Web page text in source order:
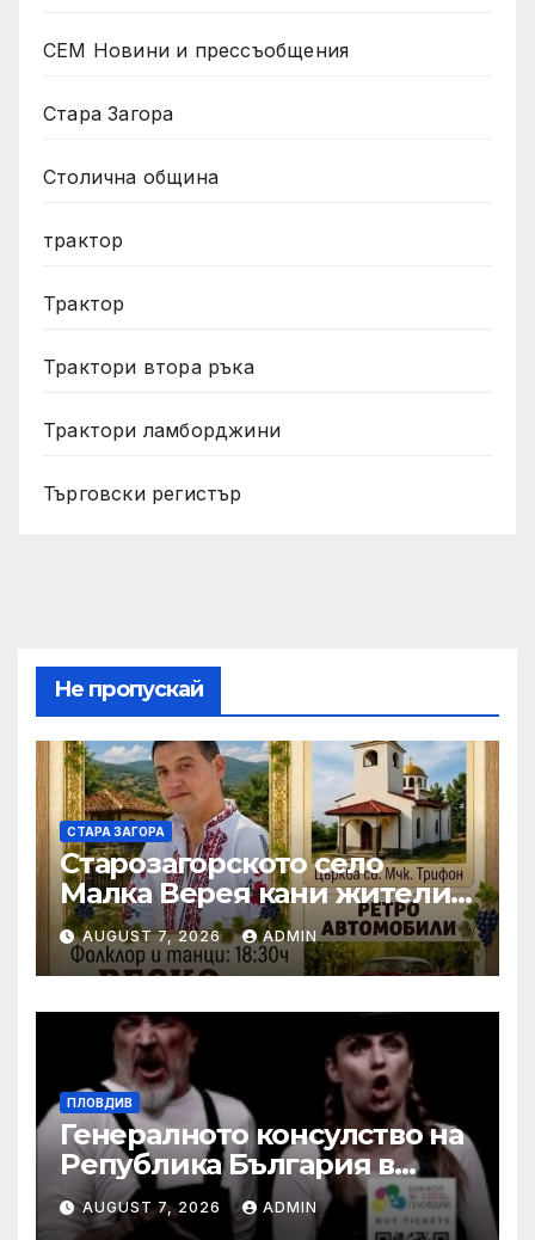
СЕМ Новини и прессъобщения
Стара Загора
Столична община
трактор
Трактор
Трактори втора ръка
Трактори ламборджини
Търговски регистър
Не пропускай
СТАРА ЗАГОРА
Старозагорското село
Малка Верея кани жители
и гости на традиционния
си събор
AUGUST 7, 2026 ADMIN
ПЛОВДИВ
Генералното консулство на
Република България в
Единбург посрещна екипа
на Театър „Хенд“ преди
AUGUST 7, 2026 ADMIN